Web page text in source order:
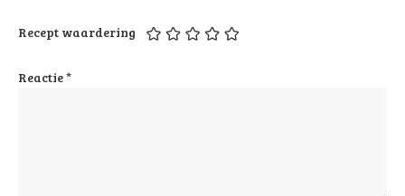
Recept waardering
Reactie*